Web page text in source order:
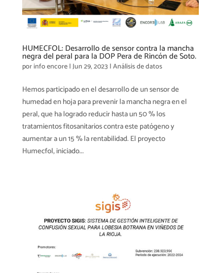
HUMECFOL: Desarrollo de sensor contra la mancha
negra del peral para la DOP Pera de Rincón de Soto.
porinfo encore|Jun 29, 2023 |Análisis de datos
Hemos participado en el desarrollo de un sensor de
humedad en hoja para prevenir la mancha negra en el
peral, que ha logrado reducir hasta un 50 % los
tratamientos fitosanitarios contra este patógeno y
aumentar a un 15 % la rentabilidad. El proyecto
Humecfol, iniciado...